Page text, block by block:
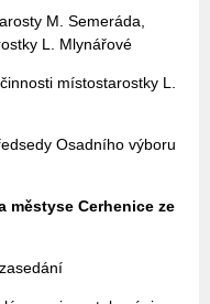
M. Semeráda,
L. Mlynářové
místostarostky L.
Osadního výboru
městyse Cerhenice ze